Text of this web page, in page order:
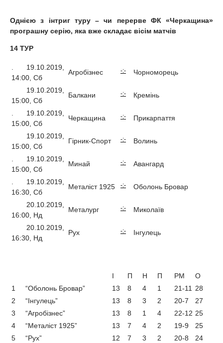
Однією з інтриг туру – чи перерве ФК «Черкащина»
програшну серію, яка вже складає вісім матчів
14 ТУР
. 19.10.2019,
14:00, Сб
Агробізнес -:- Чорноморець
19.10.2019,
15:00, Сб
Балкани -:- Кремінь
. 19.10.2019,
15:00, Сб
Черкащина -:- Прикарпаття
19.10.2019,
15:00, Сб
Гірник-Спорт -:- Волинь
. 19.10.2019,
15:00, Сб
Минай -:- Авангард
. 19.10.2019,
16:30, Сб
Металіст 1925 -:- Оболонь Бровар
20.10.2019,
16:00, Нд
Металург -:- Миколаїв
20.10.2019,
16:30, Нд
Рух -:- Інгулець
I П Н П РМ
О
1
“Оболонь Бровар” 13 8 4 1 21-11 28
2
“Інгулець” 13 8 3 2 20-7
27
3
“Агробізнес” 13 8 1 4 22-12 25
4
“Металіст 1925” 13 7 4 2 19-9
25
5
“Рух” 12 7 3 2 20-8
24